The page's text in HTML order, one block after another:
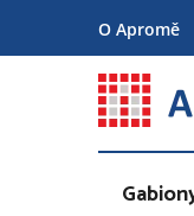
obsah
O Apromě